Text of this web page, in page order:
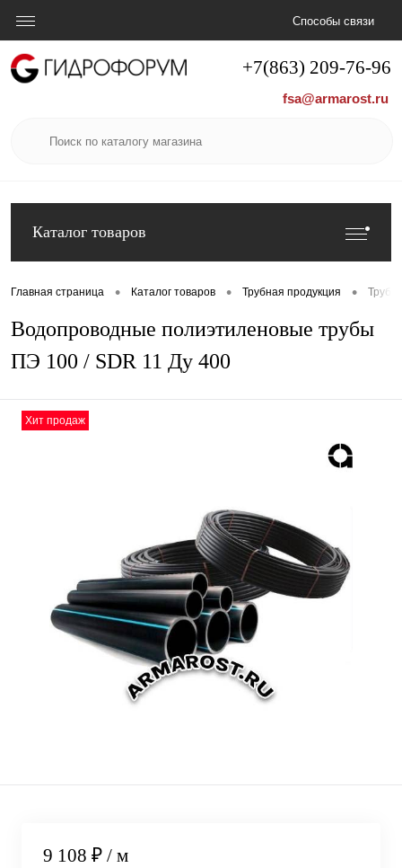
+7(863) 209-76-96
fsa@armarost.ru
Способы связи
Каталог товаров
Главная страница • Каталог товаров • Трубная продукция • Труба
Водопроводные полиэтиленовые трубы
ПЭ 100 / SDR 11 Ду 400
Хит продаж
9 108 ₽ / м